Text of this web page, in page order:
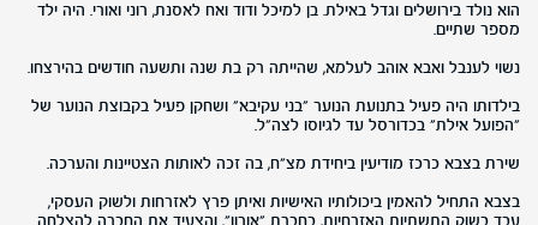
הוא נולד בירושלים וגדל באילת. בן למיכל ודוד ואח לאסנת, רוני ואורי. היה ילד
מספר שתיים.
נשוי לענבל ואבא אוהב לעלמא, שהייתה רק בת שנה ותשעה חודשים בהירצחו.
בילדותו היה פעיל בתנועת הנוער "בני עקיבא" ושחקן פעיל בקבוצת הנוער של
"הפועל אילת" בכדורסל עד לגיוסו לצה״ל.
שירת בצבא כרכז מודיעין ביחידת מצ״ח, בה זכה לאותות הצטיינות והערכה.
בצבא התחיל להאמין ביכולותיו האישיות ואיתן פרץ לאזרחות ולשוק העסקי,
עבד בשוק התשתיות האזרחיות, בחברת "אורון", והצעיד את החברה להצלחה